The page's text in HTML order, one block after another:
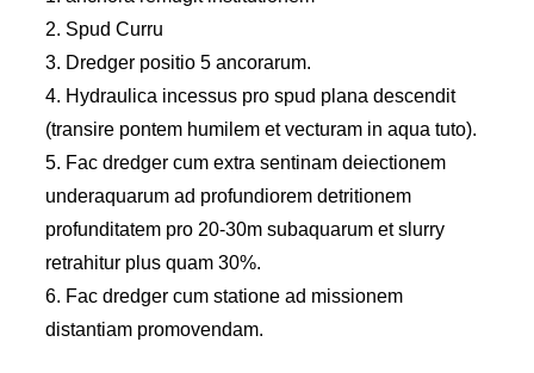
2. Spud Curru
3. Dredger positio 5 ancorarum.
4. Hydraulica incessus pro spud plana descendit
(transire pontem humilem et vecturam in aqua tuto).
5. Fac dredger cum extra sentinam deiectionem
underaquarum ad profundiorem detritionem
profunditatem pro 20-30m subaquarum et slurry
retrahitur plus quam 30%.
6. Fac dredger cum statione ad missionem
distantiam promovendam.